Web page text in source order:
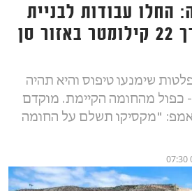
החלו עבודות לבניית
חומת גבול לאורך 22 קילומטר באזור סן
שימנעו טיפוס והיא תהיה
6 מטרים - כפול מהחומה הקיימת. מוקדם
"מקסיקו תשלם על החומה